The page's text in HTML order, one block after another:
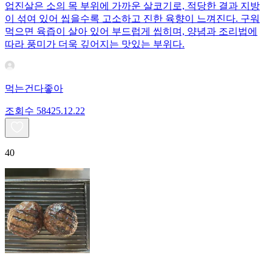
업진살은 소의 목 부위에 가까운 살코기로, 적당한 결과 지방
이 섞여 있어 씹을수록 고소하고 진한 육향이 느껴진다. 구워
먹으면 육즙이 살아 있어 부드럽게 씹히며, 양념과 조리법에
따라 풍미가 더욱 깊어지는 맛있는 부위다.
먹는건다좋아
조회수 58425.12.22
40